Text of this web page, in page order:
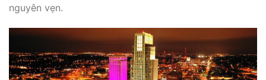
nguyên vẹn.